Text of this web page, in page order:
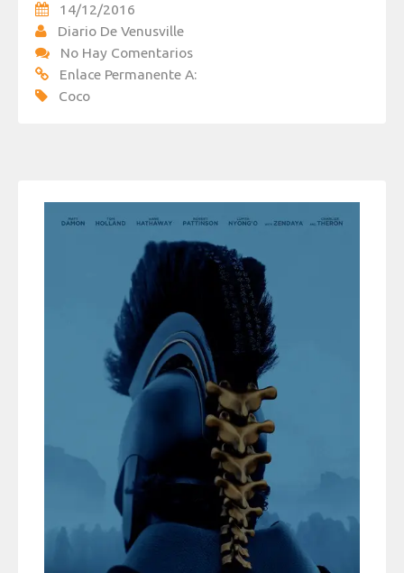
14/12/2016
Diario De Venusville
No Hay Comentarios
Enlace Permanente A:
Coco